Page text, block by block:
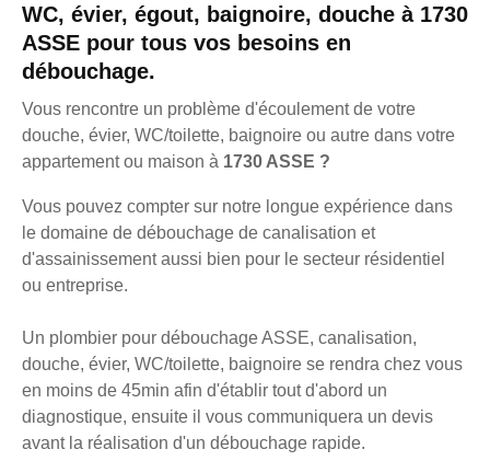
WC, évier, égout, baignoire, douche à 1730
ASSE pour tous vos besoins en
débouchage.
Vous rencontre un problème d'écoulement de votre
douche, évier, WC/toilette, baignoire ou autre dans votre
appartement ou maison à 1730 ASSE ?
Vous pouvez compter sur notre longue expérience dans
le domaine de débouchage de canalisation et
d'assainissement aussi bien pour le secteur résidentiel
ou entreprise.
Un plombier pour débouchage ASSE, canalisation,
douche, évier, WC/toilette, baignoire se rendra chez vous
en moins de 45min afin d'établir tout d'abord un
diagnostique, ensuite il vous communiquera un devis
avant la réalisation d'un débouchage rapide.